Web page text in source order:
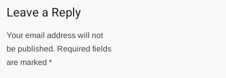
Leave a Reply
Your email address will not
be published. Required fields
are marked*